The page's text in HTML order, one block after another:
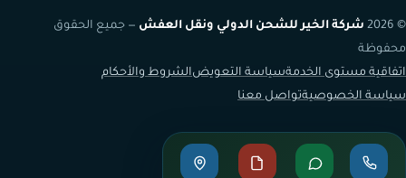
© 2026 شركة الخير للشحن الدولي ونقل العفش — جميع الحقوق
محفوظة
اتفاقية مستوى الخدمةسياسة التعويضالشروط والأحكام
سياسة الخصوصيةتواصل معنا